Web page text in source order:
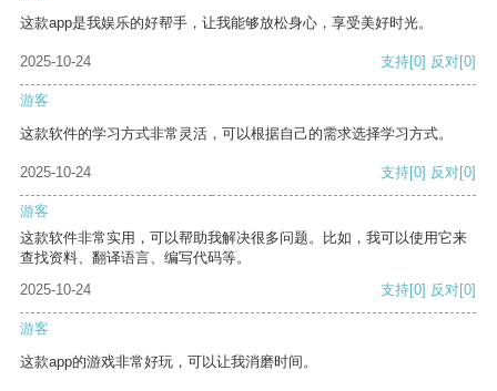
这款app是我娱乐的好帮手，让我能够放松身心，享受美好时光。
2025-10-24 支持[0] 反对[0]
游客
这款软件的学习方式非常灵活，可以根据自己的需求选择学习方式。
2025-10-24 支持[0] 反对[0]
游客
这款软件非常实用，可以帮助我解决很多问题。比如，我可以使用它来
查找资料、翻译语言、编写代码等。
2025-10-24
支持[0] 反对[0]
游客
这款app的游戏非常好玩，可以让我消磨时间。